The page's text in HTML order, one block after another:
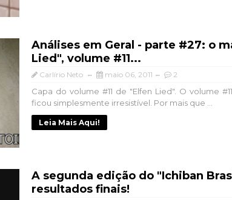
Análises em Geral - parte #27: o
Lied", volume #11...
Carlírio Neto maio 06, 2011 2
Capa do volume #11 de "Elfen Lied". O volume
ficou simplesmente irresistível. Por mais que ...
Leia Mais Aqui!
A segunda edição do "Ichiban
resultados finais!